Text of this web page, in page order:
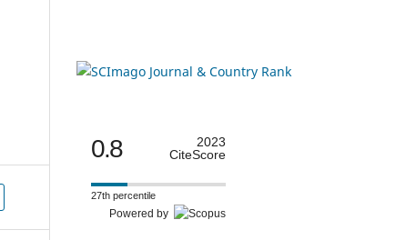
0.8
2023
CiteScore
27th percentile
Powered by